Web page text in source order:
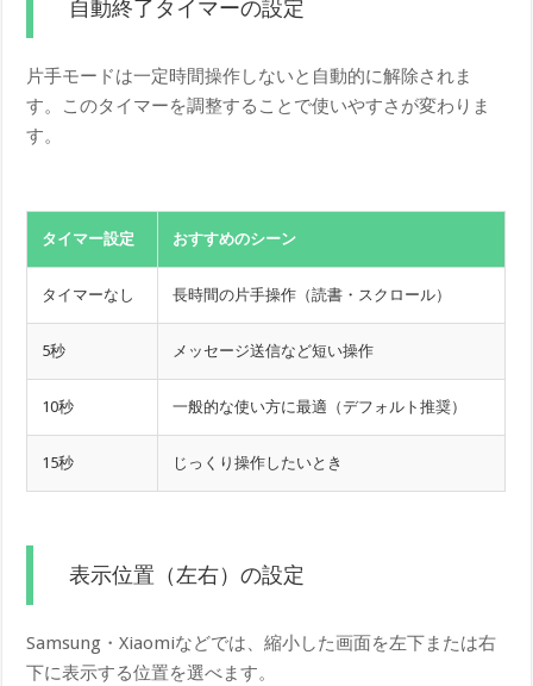
自動終了タイマーの設定
片手モードは一定時間操作しないと自動的に解除されま
す。このタイマーを調整することで使いやすさが変わりま
す。
タイマー設定 おすすめのシーン
タイマーなし 長時間の片手操作（読書・スクロール）
5秒 メッセージ送信など短い操作
10秒 一般的な使い方に最適（デフォルト推奨）
15秒 じっくり操作したいとき
表示位置（左右）の設定
Samsung・Xiaomiなどでは、縮小した画面を左下または右
下に表示する位置を選べます。